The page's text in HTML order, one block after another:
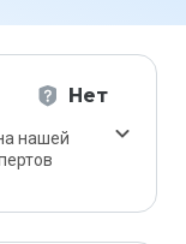
Нет
нашей